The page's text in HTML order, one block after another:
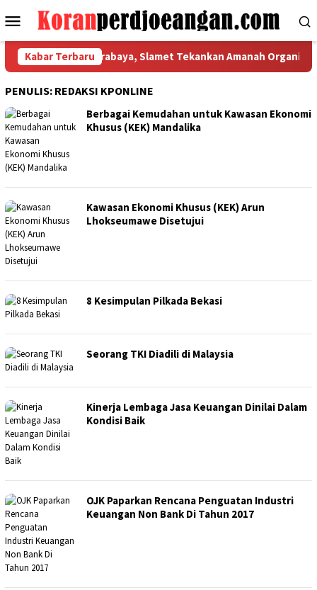
ke
Menu
Mobile
Kabar Terbaru
Indonesia Surabaya, Slamet Tekankan Amanah Organisasi
PENULIS: REDAKSI KPONLINE
Berbagai Kemudahan untuk Kawasan Ekonomi
Khusus (KEK) Mandalika
Kawasan Ekonomi Khusus (KEK) Arun
Lhokseumawe Disetujui
8 Kesimpulan Pilkada Bekasi
Seorang TKI Diadili di Malaysia
Kinerja Lembaga Jasa Keuangan Dinilai Dalam
Kondisi Baik
OJK Paparkan Rencana Penguatan Industri
Keuangan Non Bank Di Tahun 2017